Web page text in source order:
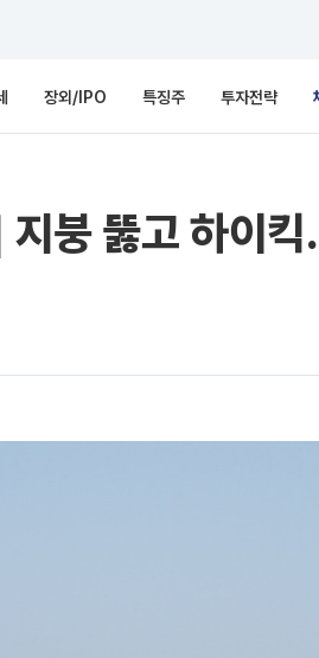
장외/IPO 특징주 투자전략
붕 뚫고 하이